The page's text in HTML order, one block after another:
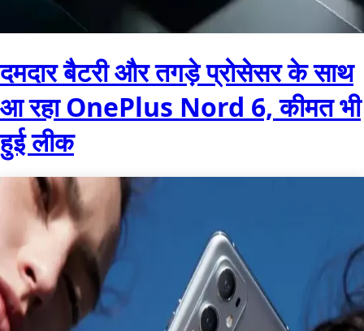
दमदार बैटरी और तगड़े प्रोसेसर के साथ
आ रहा OnePlus Nord 6, कीमत भी
हुई लीक